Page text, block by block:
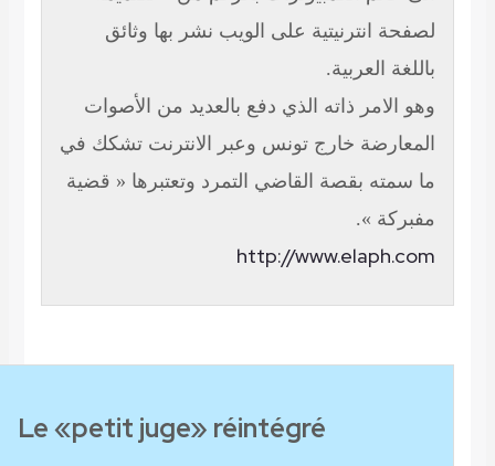
على الويب نشر بها وثائق
ذاته الذي دفع بالعديد من الأصوات
خارج تونس وعبر الانترنت تشكك في
بقصة القاضي التمرد وتعتبرها « قضية
http://
Le «petit juge» réintégré